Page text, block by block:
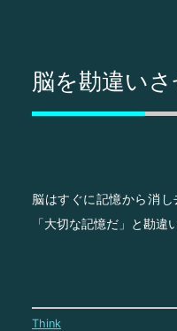
脳を勘違い
脳はすぐに記憶から消
「大切な記憶だ」と勘違
Think